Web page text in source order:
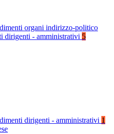
organi indirizzo-politico
dirigenti - amministrativi 5
dirigenti - amministrativi 1